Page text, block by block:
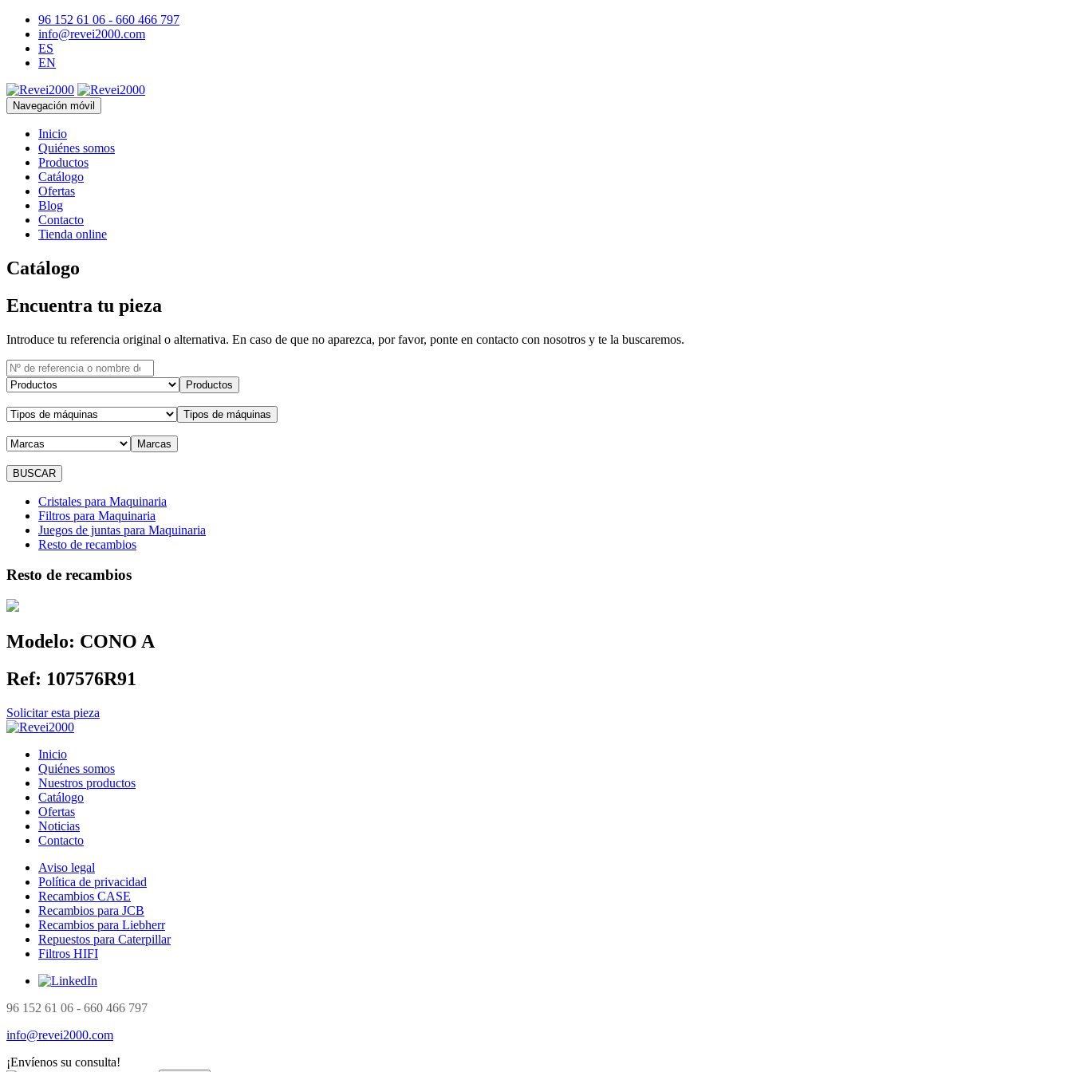
96 152 61 06 - 660 466 797
info@revei2000.com
ES
EN
Navegación móvil
Inicio
Quiénes somos
Productos
Catálogo
Ofertas
Blog
Contacto
Tienda online
Catálogo
Encuentra tu pieza
Introduce tu referencia original o alternativa. En caso de que no aparezca, por favor, ponte en contacto con nosotros y te la buscaremos.
Productos
Tipos de máquinas
Marcas
Cristales para Maquinaria
Filtros para Maquinaria
Juegos de juntas para Maquinaria
Resto de recambios
Resto de recambios
Modelo: CONO A
Ref: 107576R91
Solicitar esta pieza
Inicio
Quiénes somos
Nuestros productos
Catálogo
Ofertas
Noticias
Contacto
Aviso legal
Política de privacidad
Recambios CASE
Recambios para JCB
Recambios para Liebherr
Repuestos para Caterpillar
Filtros HIFI
96 152 61 06 - 660 466 797
info@revei2000.com
¡Envíenos su consulta!